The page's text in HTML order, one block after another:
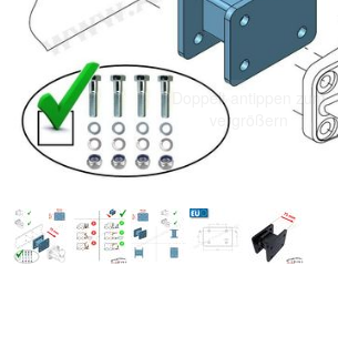
Doppelt antippen zum
vergrößern